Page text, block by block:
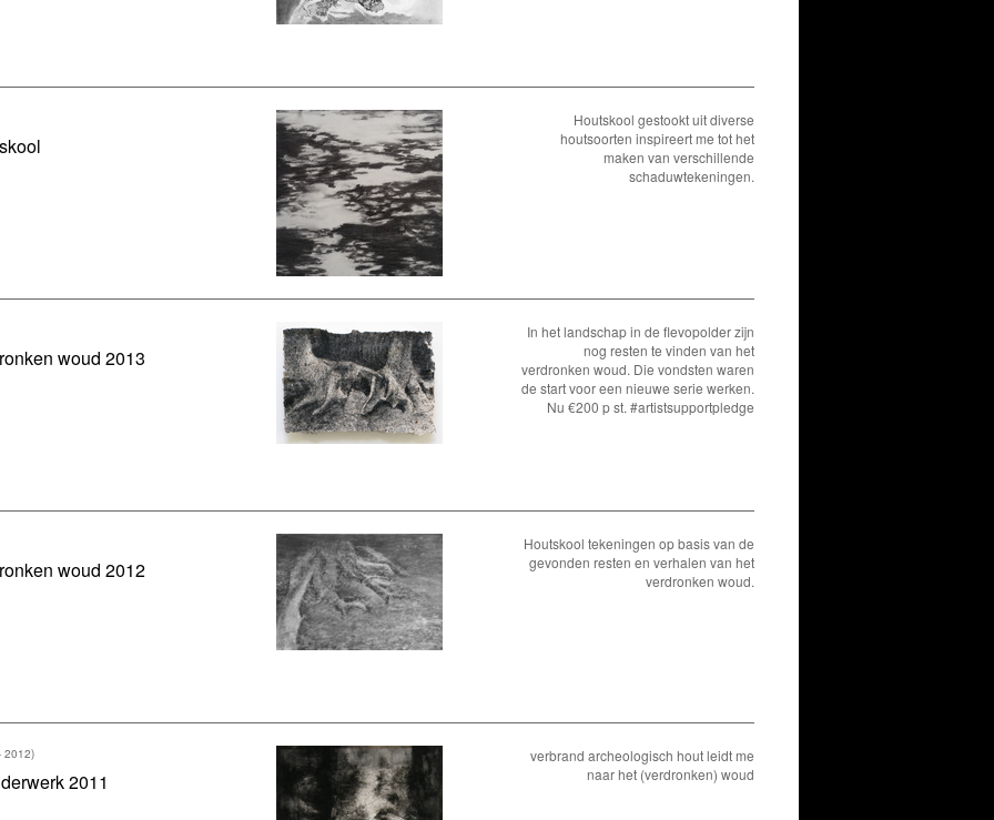
Houtskool gestookt uit diverse
houtsoorten inspireert me tot het
maken van verschillende
schaduwtekeningen.
woud 2013
In het landschap in de flevopolder zijn
nog resten te vinden van het
verdronken woud. Die vondsten waren
de start voor een nieuwe serie werken.
Nu €200 p st. #artistsupportpledge
woud 2012
Houtskool tekeningen op basis van de
gevonden resten en verhalen van het
verdronken woud.
2011
2012)
verbrand archeologisch hout leidt me
naar het (verdronken) woud